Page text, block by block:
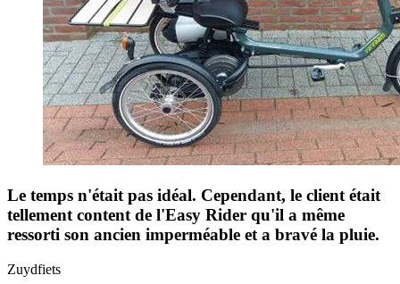
Le temps n'était pas idéal. Cependant, le client était
tellement content de l'Easy Rider qu'il a même
ressorti son ancien imperméable et a bravé la pluie.
Zuydfiets